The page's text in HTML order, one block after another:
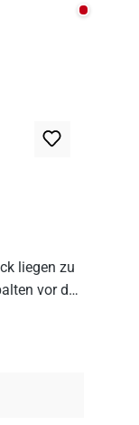
Nicht
liegen zu
vor den
treiben
man